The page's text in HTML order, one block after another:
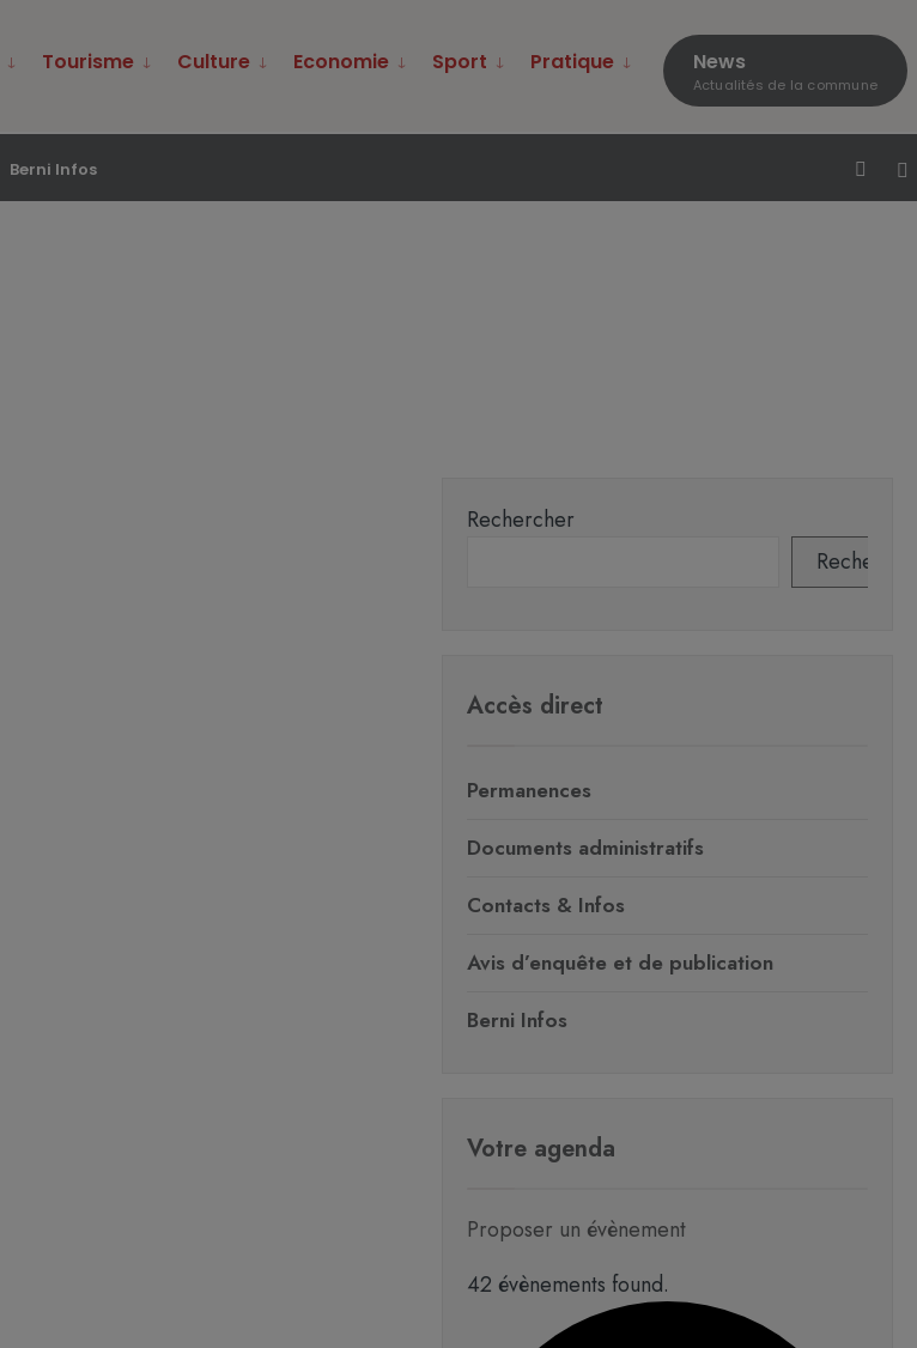
Tourisme Culture Economie Sport Pratique News
Actualités de la commune
Berni Infos
Rechercher
Accès direct
Permanences
Documents administratifs
Contacts & Infos
Avis d’enquête et de publication
Berni Infos
Votre agenda
Proposer un évènement
42 évènements found.